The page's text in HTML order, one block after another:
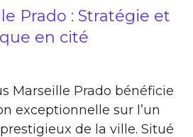
Prado : Stratégie et
en cité
Marseille Prado bénéficie
exceptionnelle sur l’un
de la ville. Situé